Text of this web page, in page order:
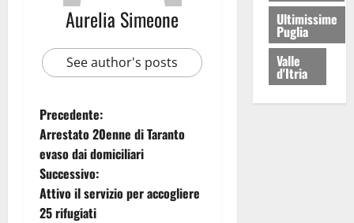
Aurelia Simeone
See author's posts
Precedente:
Arrestato 20enne di Taranto
evaso dai domiciliari
Successivo:
Attivo il servizio per accogliere
25 rifugiati
Ultimissime
Puglia
Valle
d'Itria